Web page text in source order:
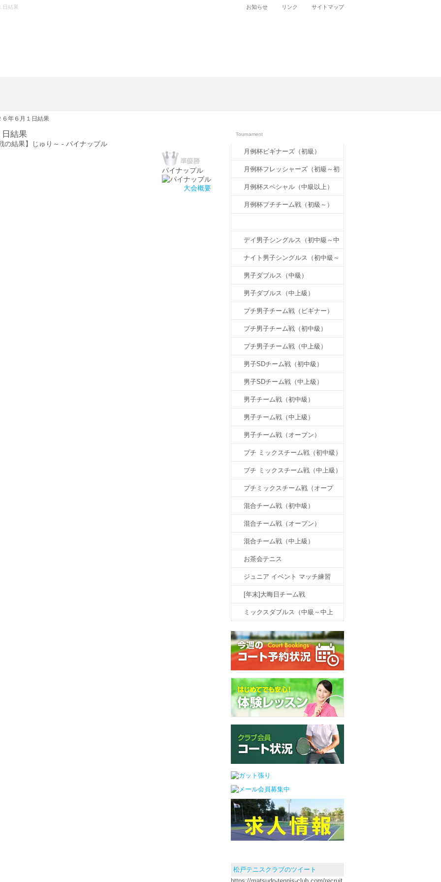
日結果 お知らせ リンク サイトマップ
６年６月１日結果
結果
の結果】じゅり～ - パイナップル
パイナップル
大会概要
Tournament
月例杯ビギナーズ（初級）
月例杯フレッシャーズ（初級～初
中級）
月例杯スペシャル（中級以上）
月例杯プチチーム戦（初級～）
デイ男子シングルス（初中級～中
上級）
ナイト男子シングルス（初中級～
中上級）
男子ダブルス（中級）
男子ダブルス（中上級）
プチ男子チーム戦（ビギナー）
プチ男子チーム戦（初中級）
プチ男子チーム戦（中上級）
男子SDチーム戦（初中級）
男子SDチーム戦（中上級）
男子チーム戦（初中級）
男子チーム戦（中上級）
男子チーム戦（オープン）
プチ ミックスチーム戦（初中級）
プチ ミックスチーム戦（中上級）
プチミックスチーム戦（オープ
ン）
混合チーム戦（初中級）
混合チーム戦（オープン）
混合チーム戦（中上級）
お茶会テニス
ジュニア イベント マッチ練習
[年末]大晦日チーム戦
ミックスダブルス（中級～中上
級）
松戸テニスクラブのツイート